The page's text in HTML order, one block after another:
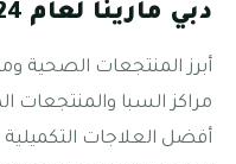
دبي مارينا لعام 2024
أبرز المنتجعات الصحية
مراكز السبا والمنتجعات
أفضل العلاجات